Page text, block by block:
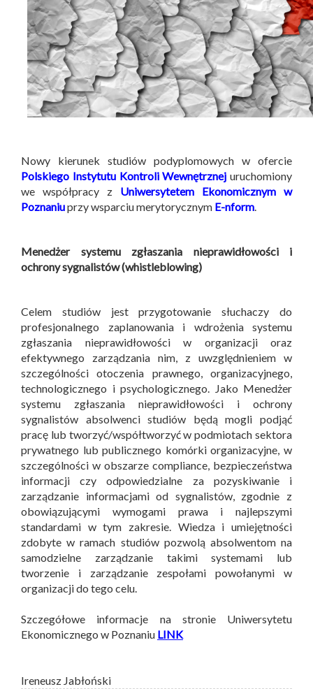
Nowy kierunek studiów podyplomowych w ofercie
Polskiego Instytutu Kontroli Wewnętrznej uruchomiony
we współpracy z Uniwersytetem Ekonomicznym w
Poznaniuprzy wsparciu merytorycznym E-nform.
Menedżer systemu zgłaszania nieprawidłowości i
ochrony sygnalistów (whistleblowing)
Celem studiów jest przygotowanie słuchaczy do
profesjonalnego zaplanowania i wdrożenia systemu
zgłaszania nieprawidłowości w organizacji oraz
efektywnego zarządzania nim, z uwzględnieniem w
szczególności otoczenia prawnego, organizacyjnego,
technologicznego i psychologicznego. Jako Menedżer
systemu zgłaszania nieprawidłowości i ochrony
sygnalistów absolwenci studiów będą mogli podjąć
pracę lub tworzyć/współtworzyć w podmiotach sektora
prywatnego lub publicznego komórki organizacyjne, w
szczególności w obszarze compliance, bezpieczeństwa
informacji czy odpowiedzialne za pozyskiwanie i
zarządzanie informacjami od sygnalistów, zgodnie z
obowiązującymi wymogami prawa i najlepszymi
standardami w tym zakresie. Wiedza i umiejętności
zdobyte w ramach studiów pozwolą absolwentom na
samodzielne zarządzanie takimi systemami lub
tworzenie i zarządzanie zespołami powołanymi w
organizacji do tego celu.
Szczegółowe informacje na stronie Uniwersytetu
Ekonomicznego w Poznaniu LINK
Ireneusz Jabłoński